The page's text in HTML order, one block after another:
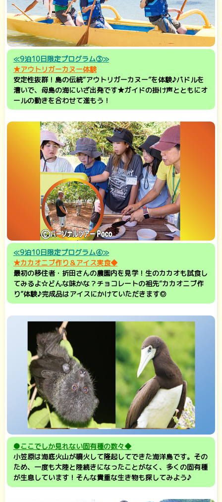
≪9泊10日限定プログラム③≫
★アウトリガーカヌー体験
安定性抜群！島の伝統“アウトリガーカヌー”を体験♪パドルを
漕いで、母島の海にいざ出発です★ガイドの掛け声とともにオ
ールの動きを合わせて進もう！
≪9泊10日限定プログラム④≫
★カカオニブ作り＆アイス実食◆
最初の移住者・折田さんの農園内を見学！生のカカオも試食し
てみるよ☆どんな味かな？チョコレートの祖先“カカオニブ作
り”体験♪完成品はアイスにかけていただきます◎
●ここでしか見れない固有種の数々◆
小笠原は海底火山が噴火して隆起してできた海洋島です。その
ため、一度も大陸と陸続きになったことがなく、多くの固有種
が生息しています！そんな貴重な生き物も探してみよう♪